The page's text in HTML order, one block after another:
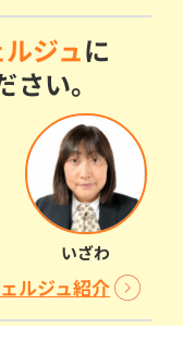
いざわ
ジュに
い。
ルジュ紹介